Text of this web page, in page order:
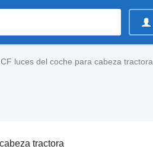
luces del coche para cabeza tractora
tractora